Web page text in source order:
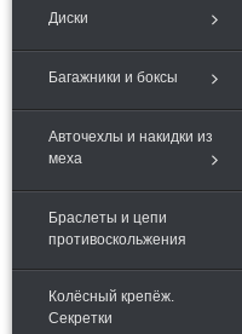
Диски
Багажники и боксы
Авточехлы и накидки из
меха
Браслеты и цепи
противоскольжения
Колёсный крепёж.
Секретки